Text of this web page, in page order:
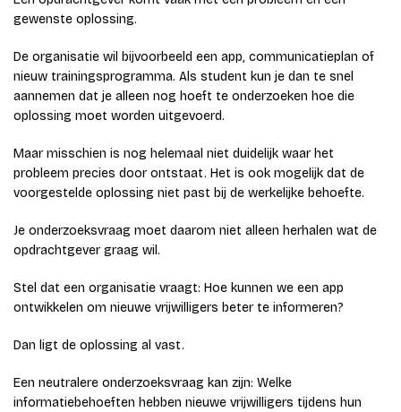
gewenste oplossing.
De organisatie wil bijvoorbeeld een app, communicatieplan of
nieuw trainingsprogramma. Als student kun je dan te snel
aannemen dat je alleen nog hoeft te onderzoeken hoe die
oplossing moet worden uitgevoerd.
Maar misschien is nog helemaal niet duidelijk waar het
probleem precies door ontstaat. Het is ook mogelijk dat de
voorgestelde oplossing niet past bij de werkelijke behoefte.
Je onderzoeksvraag moet daarom niet alleen herhalen wat de
opdrachtgever graag wil.
Stel dat een organisatie vraagt: Hoe kunnen we een app
ontwikkelen om nieuwe vrijwilligers beter te informeren?
Dan ligt de oplossing al vast.
Een neutralere onderzoeksvraag kan zijn: Welke
informatiebehoeften hebben nieuwe vrijwilligers tijdens hun